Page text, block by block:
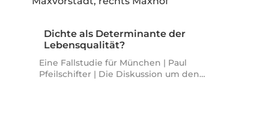
Dichte als Determinante der
Lebensqualität?
Eine Fallstudie für München | Paul
Pfeilschifter | Die Diskussion um den…